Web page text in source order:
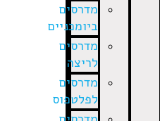
מדרסים
ביומכניים
מדרסים
לריצה
מדרסים
לפלטפוס